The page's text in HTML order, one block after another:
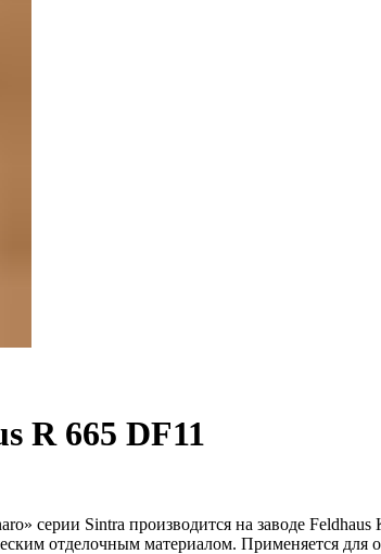
R 665 DF11
серии Sintra производится на заводе
отделочным материалом. Применяется